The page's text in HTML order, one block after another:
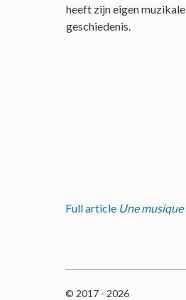
heeft zijn eigen
geschiedenis.
Full article Une
© 2017 - 2026